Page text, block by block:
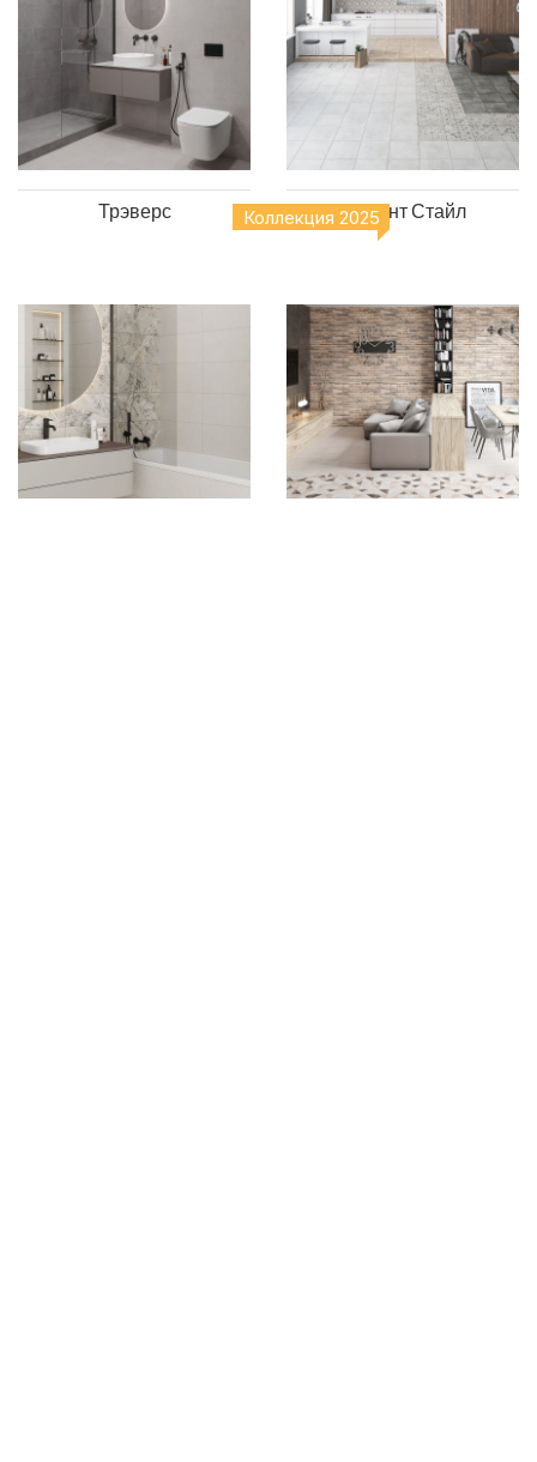
Трэверс Цемент Стайл
Коллекция 2025